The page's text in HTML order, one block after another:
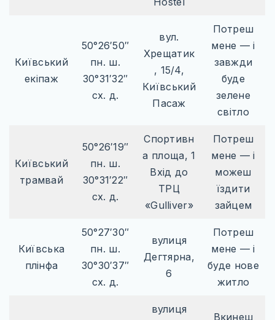
Київський
екіпаж
50°26′50″
пн. ш.
30°31′32″
сх. д.
вул.
Хрещатик
, 15/4,
Київський
Пасаж
Потреш
мене — і
завжди
буде
зелене
світло
Київський
трамвай
50°26′19″
пн. ш.
30°31′22″
сх. д.
Спортивн
а площа, 1
Вхід до
ТРЦ
«Gulliver»
Потреш
мене — і
можеш
їздити
зайцем
Київська
плінфа
50°27′30″
пн. ш.
30°30′37″
сх. д.
вулиця
Дегтярна,
6
Потреш
мене — і
буде нове
житло
вулиця
Вкинеш